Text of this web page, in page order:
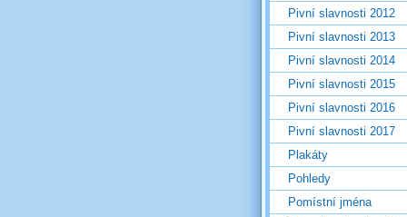
Pivní slavnosti 2012
Pivní slavnosti 2013
Pivní slavnosti 2014
Pivní slavnosti 2015
Pivní slavnosti 2016
Pivní slavnosti 2017
Plakáty
Pohledy
Pomístní jména